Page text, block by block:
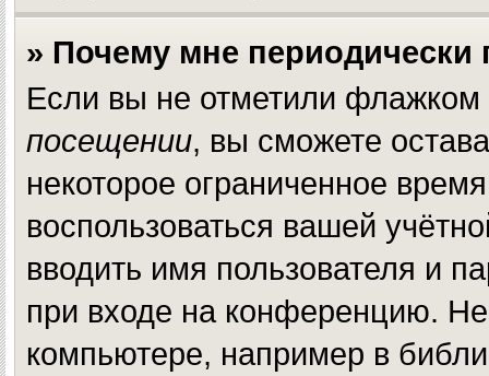
» Почему мне периодически
Если вы не отметили флажком
посещении, вы сможете
некоторое ограниченное
воспользоваться вашей
вводить имя пользователя и
при входе на конференцию.
компьютере, например в